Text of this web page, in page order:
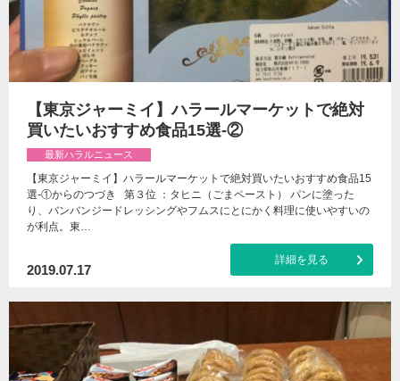
【東京ジャーミイ】ハラールマーケットで絶対
買いたいおすすめ食品15選-②
最新ハラルニュース
【東京ジャーミイ】ハラールマーケットで絶対買いたいおすすめ食品15
選-①からのつづき 第３位 ：タヒニ（ごまペースト） パンに塗った
り、バンバンジードレッシングやフムスにとにかく料理に使いやすいの
が利点。東…
2019.07.17
詳細を見る